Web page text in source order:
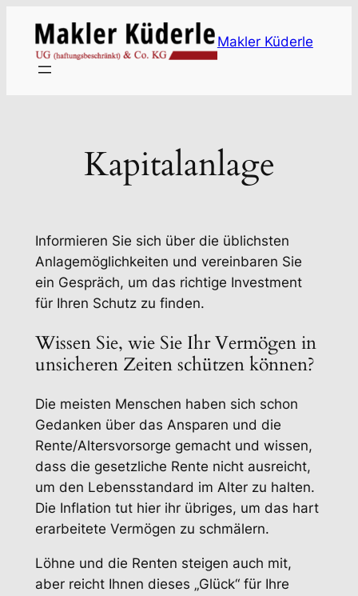
Inhalt
springen
Makler Küderle
Kapitalanlage
Informieren Sie sich über die üblichsten
Anlagemöglichkeiten und vereinbaren Sie
ein Gespräch, um das richtige Investment
für Ihren Schutz zu finden.
Wissen Sie, wie Sie Ihr Vermögen in
unsicheren Zeiten schützen können?
Die meisten Menschen haben sich schon
Gedanken über das Ansparen und die
Rente/Altersvorsorge gemacht und wissen,
dass die gesetzliche Rente nicht ausreicht,
um den Lebensstandard im Alter zu halten.
Die Inflation tut hier ihr übriges, um das hart
erarbeitete Vermögen zu schmälern.
Löhne und die Renten steigen auch mit,
aber reicht Ihnen dieses „Glück“ für Ihre